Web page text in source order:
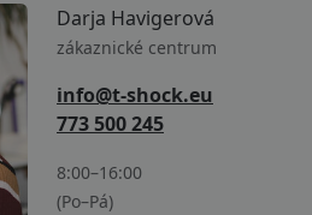
Darja Havigerová
zákaznické centrum
info@t-shock.eu
773 500 245
8:00–16:00
(Po–Pá)